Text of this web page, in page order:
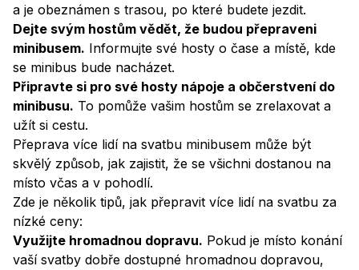
a je obeznámen s trasou, po které budete jezdit.
Dejte svým hostům vědět, že budou přepraveni
minibusem. Informujte své hosty o čase a místě, kde
se minibus bude nacházet.
Připravte si pro své hosty nápoje a občerstvení do
minibusu. To pomůže vašim hostům se zrelaxovat a
užít si cestu.
Přeprava více lidí na svatbu minibusem může být
skvělý způsob, jak zajistit, že se všichni dostanou na
místo včas a v pohodlí.
Zde je několik tipů, jak přepravit více lidí na svatbu za
nízké ceny:
Využijte hromadnou dopravu. Pokud je místo konání
vaší svatby dobře dostupné hromadnou dopravou,